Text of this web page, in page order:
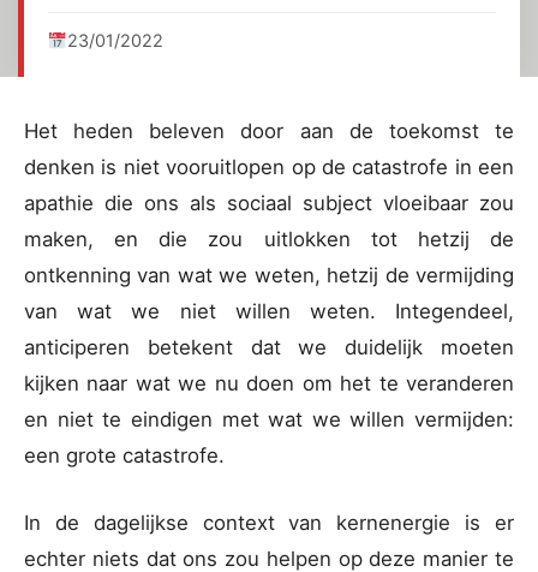
23/01/2022
Het heden beleven door aan de toekomst te
denken is niet vooruitlopen op de catastrofe in een
apathie die ons als sociaal subject vloeibaar zou
maken, en die zou uitlokken tot hetzij de
ontkenning van wat we weten, hetzij de vermijding
van wat we niet willen weten. Integendeel,
anticiperen betekent dat we duidelijk moeten
kijken naar wat we nu doen om het te veranderen
en niet te eindigen met wat we willen vermijden:
een grote catastrofe.
In de dagelijkse context van kernenergie is er
echter niets dat ons zou helpen op deze manier te